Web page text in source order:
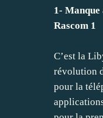
1-
Rascom 1
C’est la
révolution
pour la